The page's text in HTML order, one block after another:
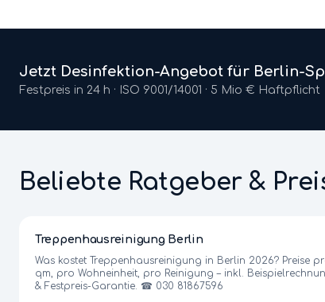
Jetzt Desinfektion-Angebot für Berlin-
Festpreis in 24 h · ISO 9001/14001 · 5 Mio € Haftpflicht
Beliebte Ratgeber &
Treppenhausreinigung Berlin
Was kostet Treppenhausreinigung in Berlin 2026? Preise
qm, pro Wohneinheit, pro Reinigung – inkl.
& Festpreis-Garantie. ☎ 030 81867596